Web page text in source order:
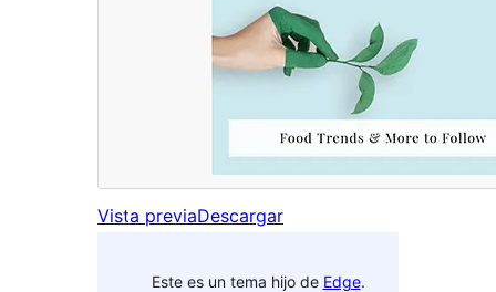
Vista previaDescargar
Este es un tema hijo de Edge.